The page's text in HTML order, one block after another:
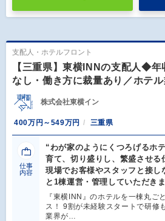
支配人・ホテルフロント
【三重県】東横INNの支配人◆
なし・働き方に裁量あり／ホテ
株式会社東横イン
400万円～549万円 三重県
仕事
内容
“わが家のようにくつろげるホ
育て、切り盛りし、繁盛させる
現場でお客様やスタッフと接し
と1棟運営・管理していただきま
『東横INN』のホテルを一棟丸ご
ス！ 9割が未経験スタートで研修
業界が…